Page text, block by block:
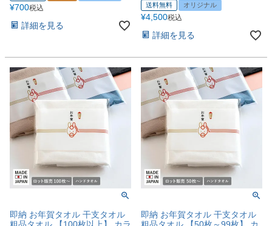
¥700税込
詳細を見る
送料無料 オリジナル
¥4,500税込
詳細を見る
即納 お年賀タオル 干支タオル
即納 お年賀タオル 干支タオル